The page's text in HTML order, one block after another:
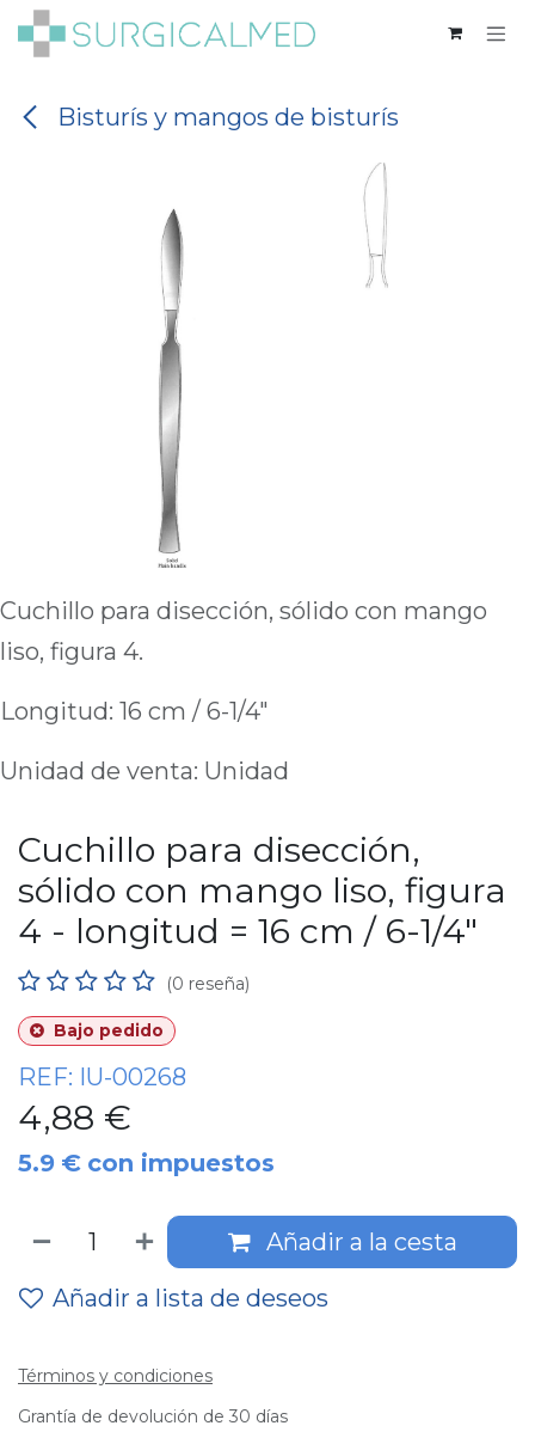
Ir al contenido
Bisturís y mangos de bisturís
Cuchillo para disección, sólido con mango
liso, figura 4.
Longitud: 16 cm / 6-1/4"
Unidad de venta: Unidad
Cuchillo para disección,
sólido con mango liso, figura
4 - longitud = 16 cm / 6-1/4"
(0 reseña)
Bajo pedido
REF: IU-00268
4,88 €
5.9 € con impuestos
Añadir a la cesta
Añadir a lista de deseos
Términos y condiciones
Grantía de devolución de 30 días